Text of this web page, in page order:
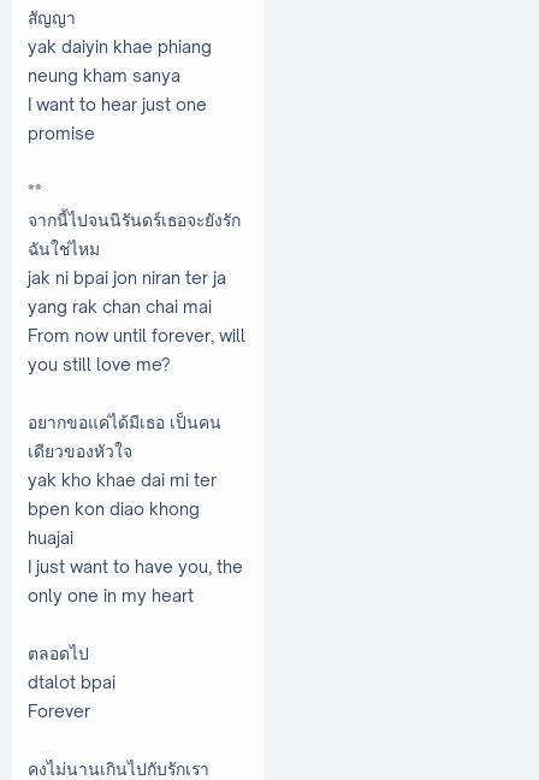
สัญญา
yak daiyin khae phiang
neung kham sanya
I want to hear just one
promise
**
จากนี้ไปจนนิรันดร์เธอจะยังรัก
ฉันใช่ไหม
jak ni bpai jon niran ter ja
yang rak chan chai mai
From now until forever, will
you still love me?
อยากขอแค่ได้มีเธอ เป็นคน
เดียวของหัวใจ
yak kho khae dai mi ter
bpen kon diao khong
huajai
I just want to have you, the
only one in my heart
ตลอดไป
dtalot bpai
Forever
คงไม่นานเกินไปกับรักเรา